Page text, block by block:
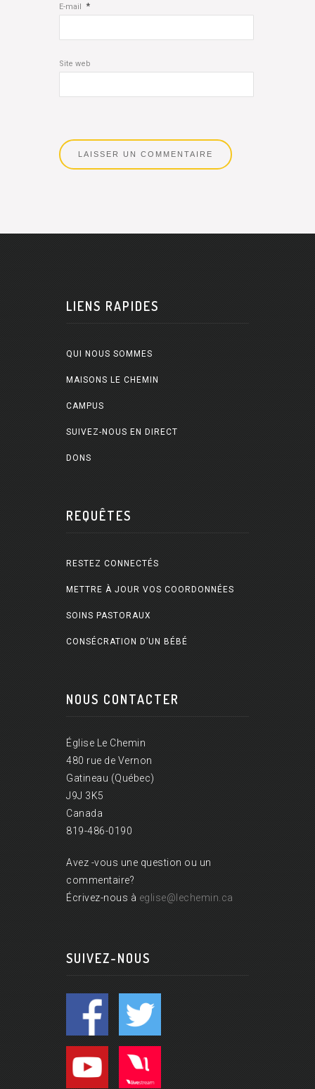
E-mail *
Site web
LIENS RAPIDES
QUI NOUS SOMMES
MAISONS LE CHEMIN
CAMPUS
SUIVEZ-NOUS EN DIRECT
DONS
REQUÊTES
RESTEZ CONNECTÉS
METTRE À JOUR VOS COORDONNÉES
SOINS PASTORAUX
CONSÉCRATION D’UN BÉBÉ
NOUS CONTACTER
Église Le Chemin
480 rue de Vernon
Gatineau (Québec)
J9J 3K5
Canada
819-486-0190
Avez -vous une question ou un
commentaire?
Écrivez-nous à eglise@lechemin.ca
SUIVEZ-NOUS